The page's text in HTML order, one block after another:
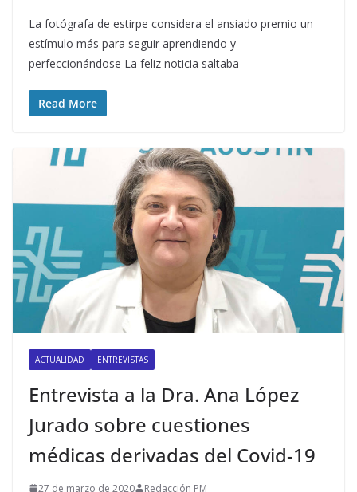
La fotógrafa de estirpe considera el ansiado premio un
estímulo más para seguir aprendiendo y
perfeccionándose La feliz noticia saltaba
Read More
ACTUALIDAD ENTREVISTAS
Entrevista a la Dra. Ana López
Jurado sobre cuestiones
médicas derivadas del Covid-19
27 de marzo de 2020 Redacción PM